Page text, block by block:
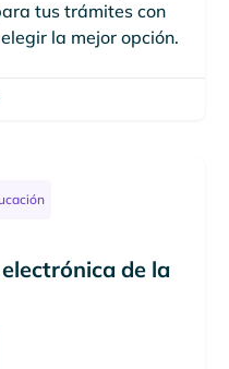
tus trámites con
la mejor opción.
de la